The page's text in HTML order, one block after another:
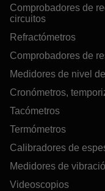
Comprobadores de
circuitos
Refractómetros
Comprobadores de
Medidores de nivel
Cronómetros,
Tacómetros
Termómetros
Calibradores de
Medidores de
Videoscopios